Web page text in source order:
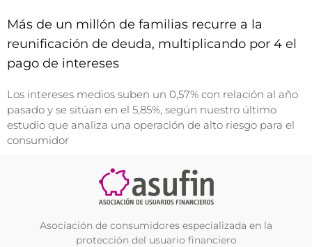
Más de un millón de familias recurre a la
reunificación de deuda, multiplicando por 4 el
pago de intereses
Los intereses medios suben un 0,57% con relación al año
pasado y se sitúan en el 5,85%, según nuestro último
estudio que analiza una operación de alto riesgo para el
consumidor
Asociación de consumidores especializada en la
protección del usuario financiero